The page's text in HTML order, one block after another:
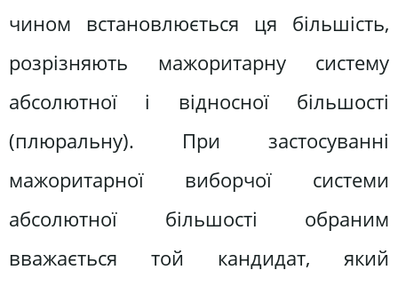
чином встановлюється ця більшість,
розрізняють мажоритарну систему
абсолютної і відносної більшості
(плюральну). При застосуванні
мажоритарної виборчої системи
абсолютної більшості обраним
вважається той кандидат, який